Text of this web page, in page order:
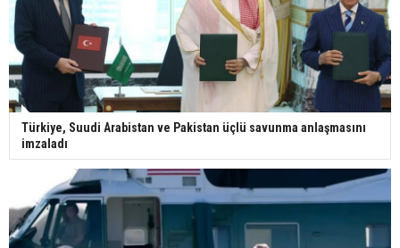
Türkiye, Suudi Arabistan ve Pakistan üçlü savunma anlaşmasını
imzaladı